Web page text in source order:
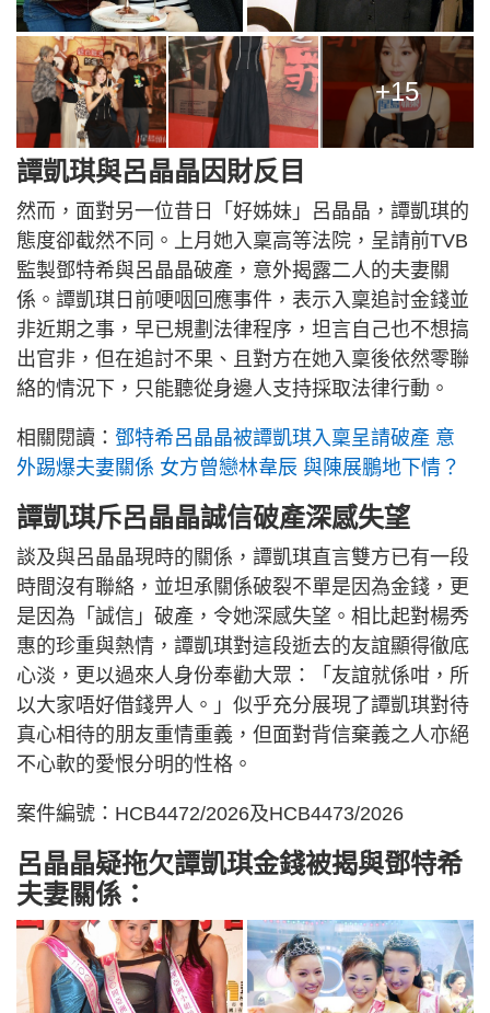
+15
譚凱琪與呂晶晶因財反目
然而，面對另一位昔日「好姊妹」呂晶晶，譚凱琪的
態度卻截然不同。上月她入稟高等法院，呈請前TVB
監製鄧特希與呂晶晶破產，意外揭露二人的夫妻關
係。譚凱琪日前哽咽回應事件，表示入稟追討金錢並
非近期之事，早已規劃法律程序，坦言自己也不想搞
出官非，但在追討不果、且對方在她入稟後依然零聯
絡的情況下，只能聽從身邊人支持採取法律行動。
相關閱讀： 鄧特希呂晶晶被譚凱琪入稟呈請破產 意
外踢爆夫妻關係 女方曾戀林韋辰 與陳展鵬地下情？
譚凱琪斥呂晶晶誠信破產深感失望
談及與呂晶晶現時的關係，譚凱琪直言雙方已有一段
時間沒有聯絡，並坦承關係破裂不單是因為金錢，更
是因為「誠信」破產，令她深感失望。相比起對楊秀
惠的珍重與熱情，譚凱琪對這段逝去的友誼顯得徹底
心淡，更以過來人身份奉勸大眾：「友誼就係咁，所
以大家唔好借錢畀人。」似乎充分展現了譚凱琪對待
真心相待的朋友重情重義，但面對背信棄義之人亦絕
不心軟的愛恨分明的性格。
案件編號：HCB4472/2026及HCB4473/2026
呂晶晶疑拖欠譚凱琪金錢被揭與鄧特希
夫妻關係：